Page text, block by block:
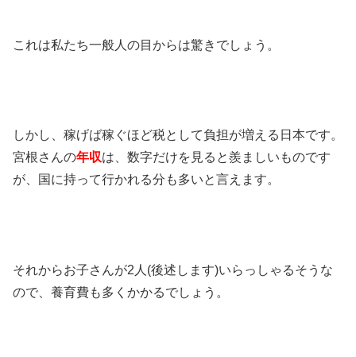
これは私たち一般人の目からは驚きでしょう。
しかし、稼げば稼ぐほど税として負担が増える日本です。
宮根さんの年収は、数字だけを見ると羨ましいものです
が、国に持って行かれる分も多いと言えます。
それからお子さんが2 人 (後述します)いらっしゃるそうな
ので、養育費も多くかかるでしょう。